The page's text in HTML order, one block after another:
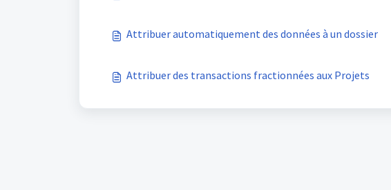
Attribuer automatiquement des données à un dossier
Attribuer des transactions fractionnées aux Projets